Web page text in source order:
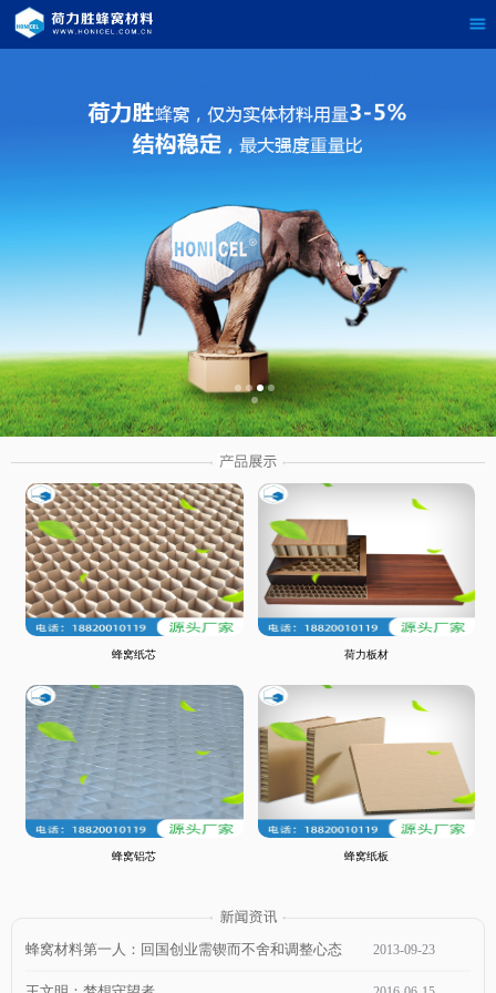
茶
蜂窝纸芯 荷力板材
蜂窝铝芯 蜂窝纸板
蜂窝材料第一人：回国创业需锲而不舍和调整心态 2013-09-23